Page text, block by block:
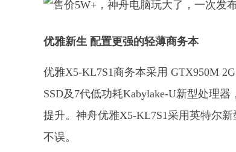
优雅新生 配置更强的轻薄商务本
优雅X5-KL7S1商务本采用 GTX950M
SSD及7代低功耗Kabylake-U新型处理
提升。神舟优雅X5-KL7S1采用英特尔
不误。